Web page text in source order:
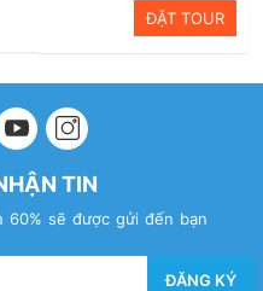
ĐẶT TOUR
TIN
60% sẽ được gửi đến bạn
ĐĂNG KÝ